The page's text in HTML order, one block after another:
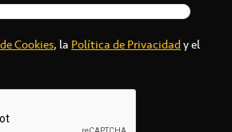
Cookies, laPolítica de Privacidady el